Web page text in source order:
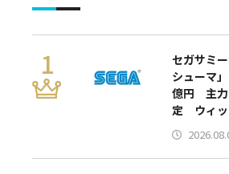
セガサミ
シューマ
億円 主力
定 ウィッ